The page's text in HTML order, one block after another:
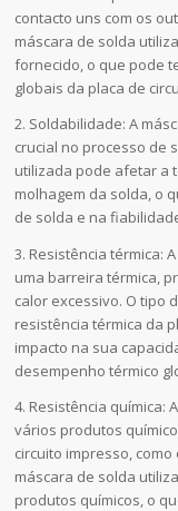
contacto uns com os
máscara de solda
fornecido, o que pode
globais da placa de
2. Soldabilidade: A
crucial no processo de
utilizada pode afetar a
molhagem da solda, o
de solda e na
3. Resistência térmica:
uma barreira térmica,
calor excessivo. O tipo
resistência térmica da
impacto na sua
desempenho térmico
4. Resistência química:
vários produtos
circuito impresso,
máscara de solda
produtos químicos, o